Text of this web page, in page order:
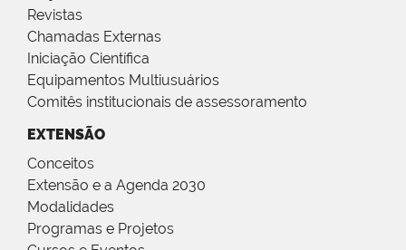
Revistas
Chamadas Externas
Iniciação Científica
Equipamentos Multiusuários
Comitês institucionais de assessoramento
EXTENSÃO
Conceitos
Extensão e a Agenda 2030
Modalidades
Programas e Projetos